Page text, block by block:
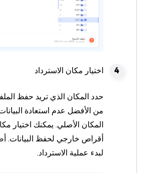
اختيار مكان الاسترداد
حدد المكان الذي تريد حفظ
من الأفضل عدم استعادة
المكان الأصلي. يمكنك اختيار
أقراص خارجي لحفظ البيانات.
لبدء عملية الاسترداد.